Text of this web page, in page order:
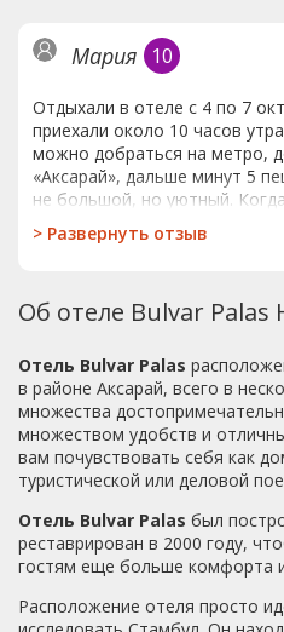
Мария 10
Отдыхали в отеле с 4 по 7
приехали около 10 часов
можно добраться на метро,
«Аксарай», дальше минут 5
не большой, но уютный.
ресепшен, оказалось наш
очень понравился. Чистый, не
Частично на жилые дома, на
что то новое. За 4 дня
попробовать. Персонал
отеля до главных
Султанахмете можно
на наземном метро. Отдых в
понравился. Не хватило
Поэтому есть повод
выбором отеля проблем не
Отдельно хочется выразить
отеля за хорошую работу.
> Развернуть отзыв
Об отеле Bulvar Palas
Отель Bulvar Palas
в районе Аксарай, всего в
множества
множеством удобств и
вам почувствовать себя как
туристической или деловой
Отель Bulvar Palas был
реставрирован в 2000 году,
гостям еще больше комфорта
Расположение отеля просто